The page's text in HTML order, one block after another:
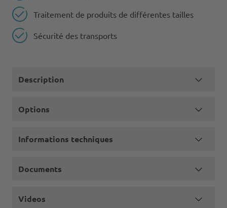
Traitement de produits de différentes tailles
Sécurité des transports
Description
Options
Informations techniques
Documents
Videos